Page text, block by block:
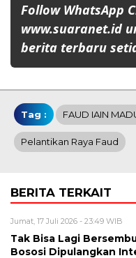
Follow WhatsApp
www.suaranet.id
berita terbaru
Tag : FAUD IAIN
Pelantikan Raya Faud
BERITA TERKAIT
Jumat, 17 Juli 2026 - 23:49 WIB
Tak Bisa Lagi
Bososi Dipulangkan